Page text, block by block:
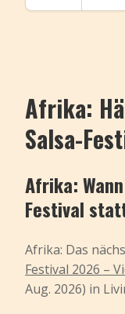
Afrika:
Salsa-
Afrika:
Festival
Afrika: Das
Festival 2026 –
Aug. 2026) in